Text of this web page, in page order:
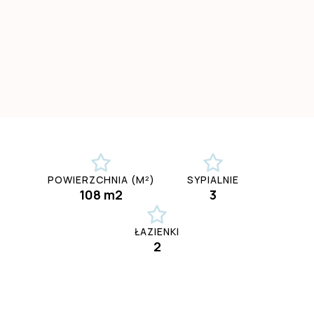
POWIERZCHNIA (M²)
108 m2
SYPIALNIE
3
ŁAZIENKI
2